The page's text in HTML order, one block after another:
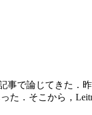
事で論じてきた．
た．そこから，